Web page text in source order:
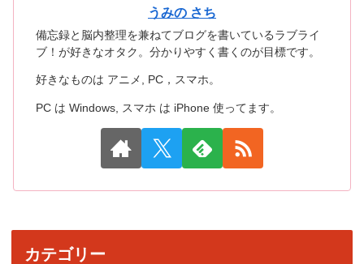
うみの さち
備忘録と脳内整理を兼ねてブログを書いているラブライ
ブ！が好きなオタク。分かりやすく書くのが目標です。
好きなものは アニメ, PC，スマホ。
PC は Windows, スマホ は iPhone 使ってます。
カテゴリー